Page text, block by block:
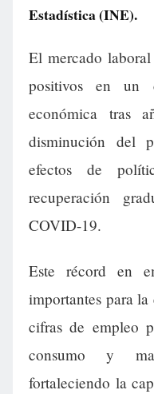
Estadística (INE).
El mercado
positivos en un
económica tras
disminución del
efectos de
recuperación
COVID-19.
Este récord en
importantes para
cifras de empleo
consumo y
fortaleciendo la